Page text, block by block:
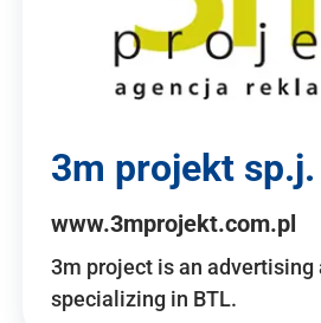
3m projekt sp.j.
www.3mprojekt.com.pl
3m project is an advertising
specializing in BTL.